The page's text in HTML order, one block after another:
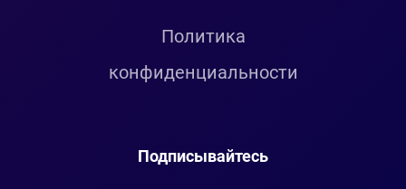
Политика
конфиденциальности
Подписывайтесь